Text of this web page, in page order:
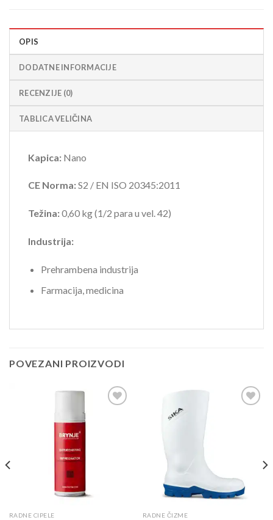
OPIS
DODATNE INFORMACIJE
RECENZIJE (0)
TABLICA VELIČINA
Kapica: Nano
CE Norma:S2 / EN ISO 20345:2011
Težina:0,60 kg (1/2 para u vel. 42)
Industrija:
Prehrambena industrija
Farmacija, medicina
POVEZANI PROIZVODI
RADNE CIPELE RADNE ČIZME